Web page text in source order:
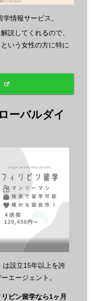
情報サービス。
説してくれるので、
いう女性の方に特に
ーバルダイ
は設立15年以上を誇
エージェント。
リピン留学なら1ヶ月